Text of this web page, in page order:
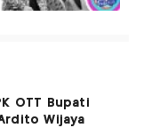
OTT Bupati
Wijaya